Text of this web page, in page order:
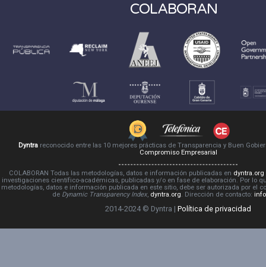
COLABORAN
Dyntrareconocido entre las 10 mejores prácticas de Transparencia y Buen
Compromiso Empresarial
COLABORAN Todas las metodologías, datos e información publicadas en dyntra.org
investigaciones científico-académicas, publicadas y/o en fase de elaboración. Por lo
metodologías, datos e información publicada en este sitio, debe ser autorizada por el
de Dynamic Transparency Index, dyntra.org. Dirección de contacto:
2014-2024 © Dyntra | Política de privacidad